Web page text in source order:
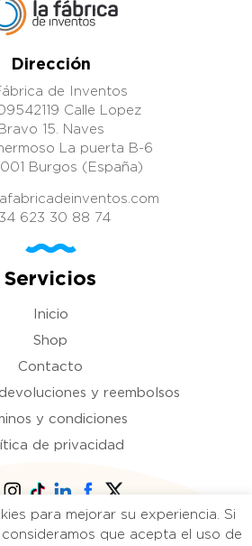
Dirección
de Inventos
Calle Lopez
Bravo 15. Naves
La puerta B-6
Burgos (España)
623 30 88 74
Servicios
Inicio
Shop
Contacto
y reembolsos
y condiciones
de privacidad
La fábrica de inventos. Todos
para mejorar su experiencia. Si
que acepta el uso de